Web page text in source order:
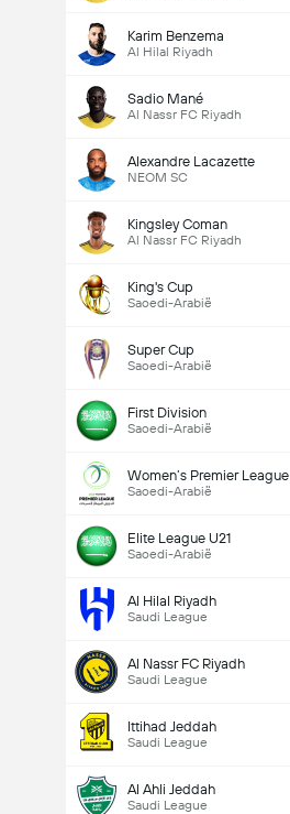
Karim Benzema
Al Hilal Riyadh
Sadio Mané
Al Nassr FC Riyadh
Alexandre Lacazette
NEOM SC
Kingsley Coman
Al Nassr FC Riyadh
King's Cup
Saoedi-Arabië
Super Cup
Saoedi-Arabië
First Division
Saoedi-Arabië
Women’s Premier League
Saoedi-Arabië
Elite League U21
Saoedi-Arabië
Al Hilal Riyadh
Saudi League
Al Nassr FC Riyadh
Saudi League
Ittihad Jeddah
Saudi League
Al Ahli Jeddah
Saudi League